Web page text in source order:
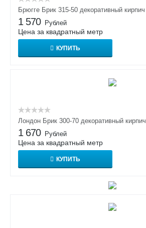
Брюгге Брик 315-50 декоративный кирпич
1 570 Рублей
Цена за квадратный метр
КУПИТЬ
Лондон Брик 300-70 декоративный кирпич
1 670 Рублей
Цена за квадратный метр
КУПИТЬ